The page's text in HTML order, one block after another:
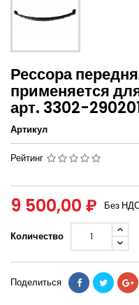
Рессора
применяется
арт. 3302-
Артикул
Рейтинг
9 500,00 ₽ Без
Количество
Поделиться